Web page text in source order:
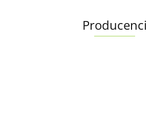
Producenci